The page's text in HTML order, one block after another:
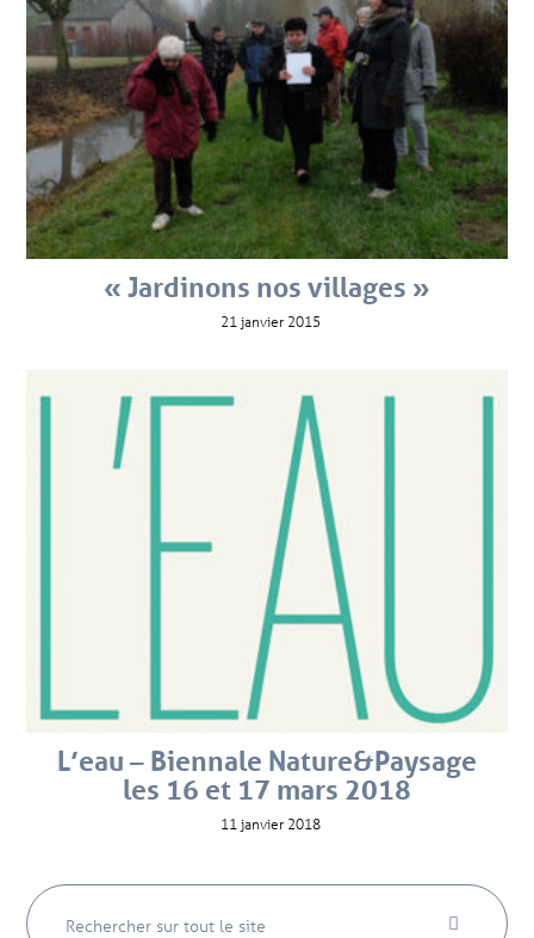
« Jardinons nos villages »
21 janvier 2015
L’eau – Biennale Nature&Paysage
les 16 et 17 mars 2018
11 janvier 2018